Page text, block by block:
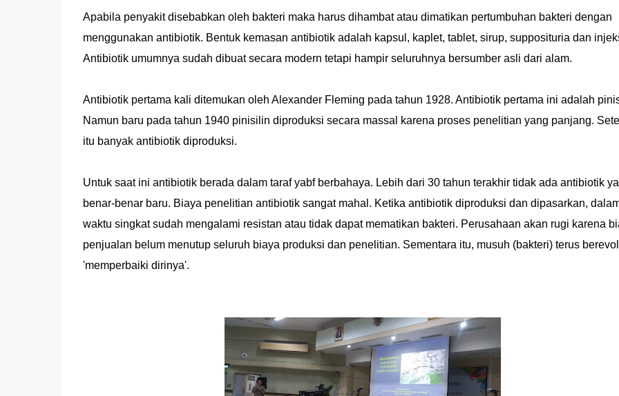
Apabila penyakit disebabkan oleh bakteri maka harus dihambat atau dimatikan pertumbuhan bakteri dengan
menggunakan antibiotik. Bentuk kemasan antibiotik adalah kapsul, kaplet, tablet, sirup, supposituria dan
Antibiotik umumnya sudah dibuat secara modern tetapi hampir seluruhnya bersumber asli dari alam.
Antibiotik pertama kali ditemukan oleh Alexander Fleming pada tahun 1928. Antibiotik pertama ini adalah
Namun baru pada tahun 1940 pinisilin diproduksi secara massal karena proses penelitian yang panjang.
itu banyak antibiotik diproduksi.
Untuk saat ini antibiotik berada dalam taraf yabf berbahaya. Lebih dari 30 tahun terakhir tidak ada antibiotik
benar-benar baru. Biaya penelitian antibiotik sangat mahal. Ketika antibiotik diproduksi dan dipasarkan,
waktu singkat sudah mengalami resistan atau tidak dapat mematikan bakteri. Perusahaan akan rugi karena
penjualan belum menutup seluruh biaya produksi dan penelitian. Sementara itu, musuh (bakteri) terus
'memperbaiki dirinya'.